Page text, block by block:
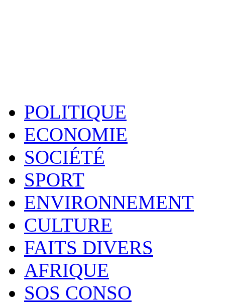
POLITIQUE
ECONOMIE
SOCIÉTÉ
SPORT
ENVIRONNEMENT
CULTURE
FAITS DIVERS
AFRIQUE
SOS CONSO